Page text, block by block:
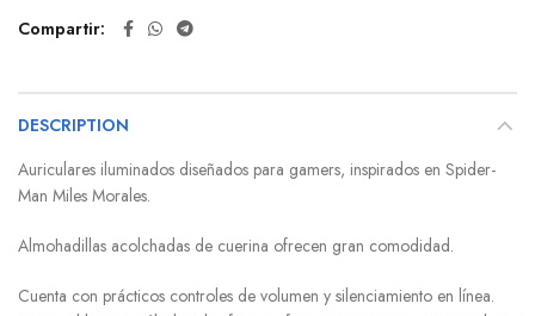
Compartir
DESCRIPTION
Auriculares iluminados diseñados para gamers, inspirados en Spider-
Man Miles Morales.
Almohadillas acolchadas de cuerina ofrecen gran comodidad.
Cuenta con prácticos controles de volumen y silenciamiento en línea.